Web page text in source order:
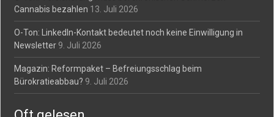
Cannabis bezahlen 13. Juli 2026
O-Ton: LinkedIn-Kontakt bedeutet noch keine Einwilligung in
Newsletter 9. Juli 2026
Magazin: Reformpaket – Befreiungsschlag beim
Bürokratieabbau? 9. Juli 2026